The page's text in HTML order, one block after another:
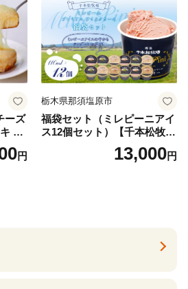
ーズ
チ
お
ー円
栃木県那須塩原市
福袋セット（ミレピーニアイ
ス12個セット）【千本松牧
場】 ns025-014-12 【デザー
ト 詰め合わせ ギフト】
13,000円